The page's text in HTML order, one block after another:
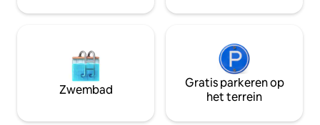
parkeerplaatsen.
Zwembad
Gratis parkeren op
het terrein